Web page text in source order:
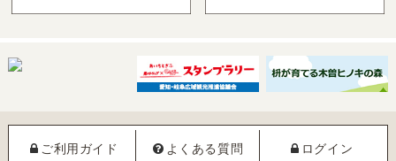
ご利用ガイド よくある質問 ログイン